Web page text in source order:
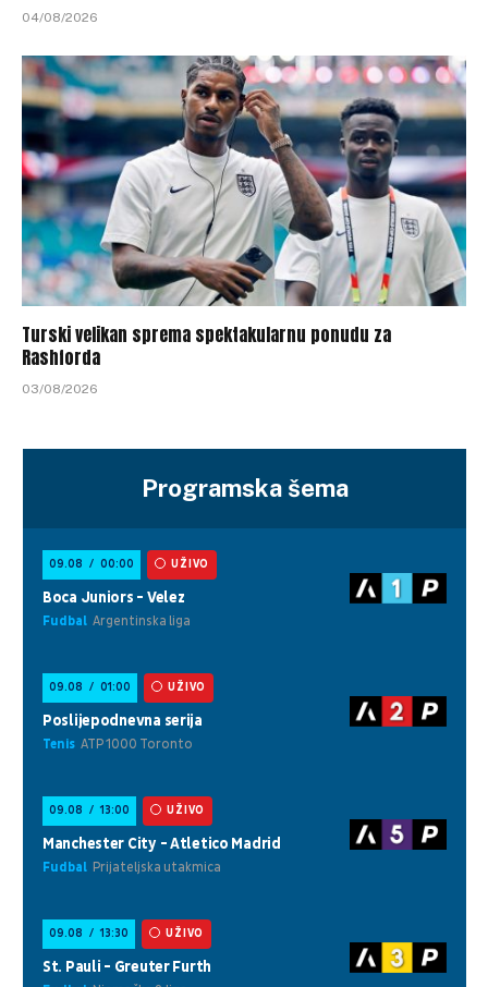
04/08/2026
Turski velikan sprema spektakularnu ponudu za
Rashforda
03/08/2026
Programska šema